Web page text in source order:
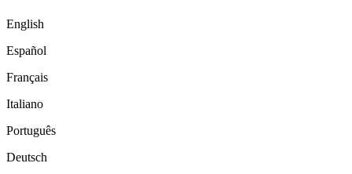
English
Español
Français
Italiano
Português
Deutsch